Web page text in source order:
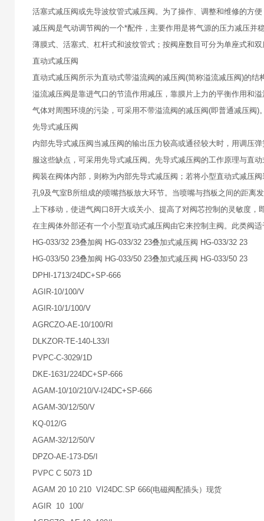
活塞式减压阀或先导波纹管式减压阀。为了操作、调整和维修的方
减压阀是气动调节阀的一个*配件，主要作用是将气源的压力减压
薄膜式、活塞式、杠杆式和波纹管式；按阀座数目可分为单座式和
直动式减压阀
直动式减压阀所示为直动式带溢流阀的减压阀(简称溢流减压阀)的结
溢流减压阀是靠进气口的节流作用减压，靠膜片上力的平衡作用和
气体对周围环境的污染，可采用不带溢流阀的减压阀(即普通减压阀)
先导式减压阀
内部先导式减压阀当减压阀的输出压力较高或通径较大时，用调压
服这些缺点，可采用先导式减压阀。先导式减压阀的工作原理与直
阀装在阀体内部，则称为内部先导式减压阀；若将小型直动式减压
孔9及气室B所组成的喷嘴挡板放大环节。当喷嘴与挡板之间的距离
上下移动，使进气阀口8开大或关小、提高了对阀芯控制的灵敏度，
在主阀体外部还有一个小型直动式减压阀由它来控制主阀。此类阀
HG-033/32 23叠加阀 HG-033/32 23叠加式减压阀 HG-033/32 23
HG-033/50 23叠加阀 HG-033/50 23叠加式减压阀 HG-033/50 23
DPHI-1713/24DC+SP-666
AGIR-10/100/V
AGIR-10/1/100/V
AGRCZO-AE-10/100/RI
DLKZOR-TE-140-L33/I
PVPC-C-3029/1D
DKE-1631/224DC+SP-666
AGAM-10/10/210/V-I24DC+SP-666
AGAM-30/12/50/V
KQ-012/G
AGAM-32/12/50/V
DPZO-AE-173-D5/I
PVPC C 5073 1D
AGAM 20 10 210 VI24DC.SP 666(电磁阀配插头）现货
AGIR 10 100/